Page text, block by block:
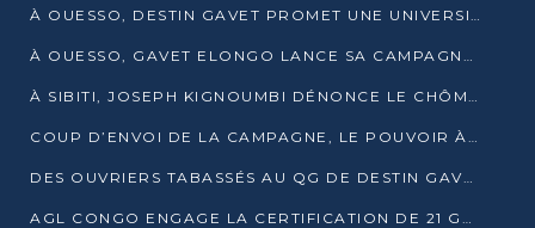
À OUESSO, DESTIN GAVET PROMET UNE UNIVERSITÉ POUR LA SANGHA
À OUESSO, GAVET ELONGO LANCE SA CAMPAGNE SOUS LE SIGNE DU RENOUVEAU
À SIBITI, JOSEPH KIGNOUMBI DÉNONCE LE CHÔMAGE ET LES DÉFAILLANCES DE L’ÉTAT
COUP D’ENVOI DE LA CAMPAGNE, LE POUVOIR À POINTE-NOIRE, L’OPPOSITION À OUESSO ET SIBITI
DES OUVRIERS TABASSÉS AU QG DE DESTIN GAVET À 24 HEURES DE L’OUVERTURE DE LA CAMPAGNE
AGL CONGO ENGAGE LA CERTIFICATION DE 21 GRUTIERS AUX NORMES INTERNATIONALES